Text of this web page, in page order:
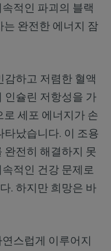
적인 파괴의 블랙
는 완전한 에너지 잠
감하고 저렴한 혈액
인슐린 저항성을 가
로 세포 에너지가 손
타났습니다. 이 조용
완전히 해결하지 못
적인 건강 문제로
. 하지만 희망은 바
스럽게 이루어지